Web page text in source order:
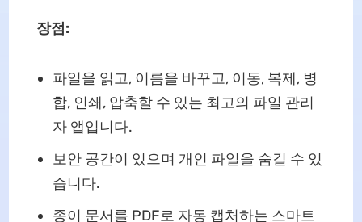
장점:
파일을 읽고, 이름을 바꾸고, 이동, 복제, 병
합, 인쇄, 압축할 수 있는 최고의 파일 관리
자 앱입니다.
보안 공간이 있으며 개인 파일을 숨길 수 있
습니다.
종이 문서를 PDF로 자동 캡처하는 스마트